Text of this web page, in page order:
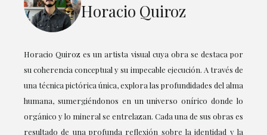
Horacio Quiroz
Horacio Quiroz es un artista visual cuya obra se destaca por
su coherencia conceptual y su impecable ejecución. A través de
una técnica pictórica única, explora las profundidades del alma
humana, sumergiéndonos en un universo onírico donde lo
orgánico y lo mineral se entrelazan. Cada una de sus obras es
resultado de una profunda reflexión sobre la identidad y la